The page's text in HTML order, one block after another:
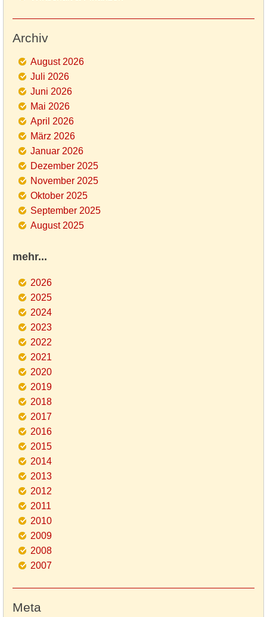
Archiv
August 2026
Juli 2026
Juni 2026
Mai 2026
April 2026
März 2026
Januar 2026
Dezember 2025
November 2025
Oktober 2025
September 2025
August 2025
mehr...
2026
2025
2024
2023
2022
2021
2020
2019
2018
2017
2016
2015
2014
2013
2012
2011
2010
2009
2008
2007
Meta